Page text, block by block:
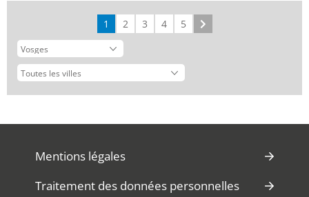
1 2 3 4 5
Mentions légales
Traitement des données personnelles